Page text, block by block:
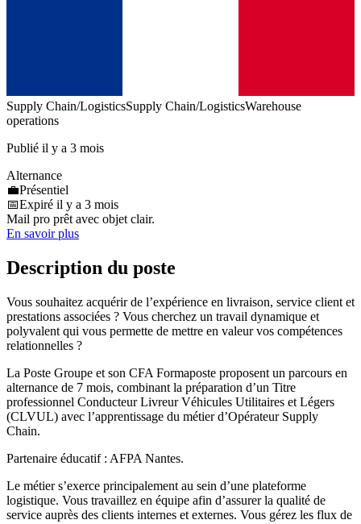
Supply Chain/LogisticsSupply Chain/LogisticsWarehouse
operations
Publié il y a 3 mois
Alternance
💼Présentiel
📅Expiré il y a 3 mois
Mail pro prêt avec objet clair.
En savoir plus
Description du poste
Vous souhaitez acquérir de l’expérience en livraison, service client et
prestations associées ? Vous cherchez un travail dynamique et
polyvalent qui vous permette de mettre en valeur vos compétences
relationnelles ?
La Poste Groupe et son CFA Formaposte proposent un parcours en
alternance de 7 mois, combinant la préparation d’un Titre
professionnel Conducteur Livreur Véhicules Utilitaires et Légers
(CLVUL) avec l’apprentissage du métier d’Opérateur Supply
Chain.
Partenaire éducatif : AFPA Nantes.
Le métier s’exerce principalement au sein d’une plateforme
logistique. Vous travaillez en équipe afin d’assurer la qualité de
service auprès des clients internes et externes. Vous gérez les flux de